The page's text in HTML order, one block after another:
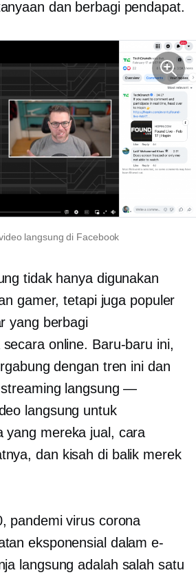
dan berbagi pendapat.
langsung di Facebook
tidak hanya digunakan
gamer, tetapi juga populer
yang berbagi
online. Baru-baru ini,
dengan tren ini dan
langsung —
langsung untuk
yang mereka jual, cara
dan kisah di balik merek
pandemi virus corona
eksponensial dalam e-
langsung adalah salah satu